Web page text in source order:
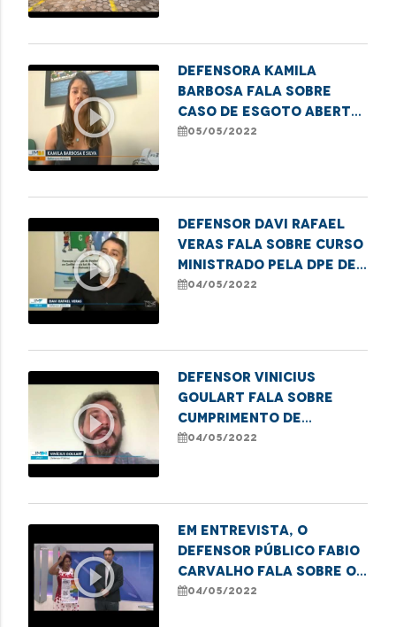
play_circle_outline
Defensora Kamila
Barbosa fala sobre
caso de esgoto aberto
em São Luís e explica
vias públicas em bom
05/05/2022
play_circle_outline
Defensor Davi Rafael
Veras fala sobre curso
ministrado pela DPE de
proteção de estupro
04/05/2022
play_circle_outline
Defensor Vinicius
Goulart fala sobre
cumprimento de
transferência para UTI
04/05/2022
play_circle_outline
Em entrevista, o
defensor público Fabio
Carvalho fala sobre os
preparativos para a 1ª
04/05/2022